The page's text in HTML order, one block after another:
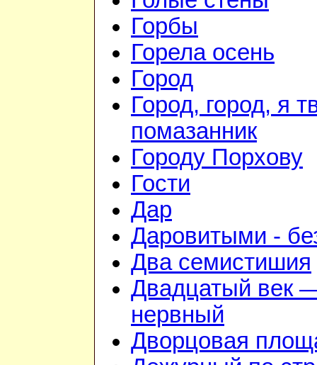
Горбы
Горела осень
Город
Город, город, я
помазанник
Городу Порхову
Гости
Дар
Даровитыми -
Два семистишия
Двадцатый век
нервный
Дворцовая